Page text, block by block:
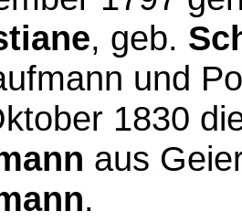
, geb.
und
1830
aus
.